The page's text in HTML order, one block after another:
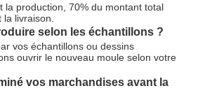
la production, 70% du montant total
la livraison.
selon les échantillons ?
vos échantillons ou dessins
ouvrir le nouveau moule selon votre
vos marchandises avant la